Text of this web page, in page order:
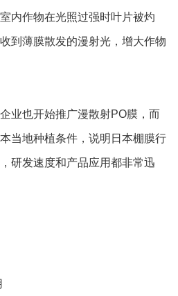
内作物在光照过强时叶片被灼
到薄膜散发的漫射光，增大作物
业也开始推广漫散射PO膜，而
当地种植条件，说明日本棚膜行
研发速度和产品应用都非常迅